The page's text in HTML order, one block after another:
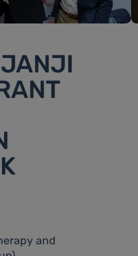
and